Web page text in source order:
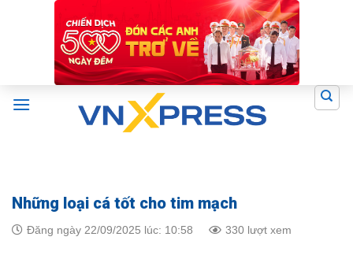
Những loại cá tốt cho tim mạch
Đăng ngày 22/09/2025 lúc: 10:58 330 lượt xem